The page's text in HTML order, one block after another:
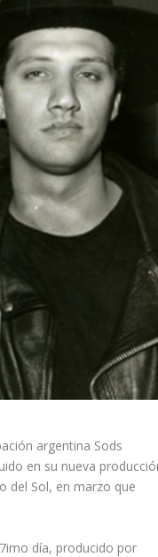
argentina Sods
en su nueva
del Sol, en marzo que
día, producido por